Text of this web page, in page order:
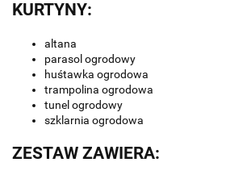
KURTYNY:
altana
parasol ogrodowy
huśtawka ogrodowa
trampolina ogrodowa
tunel ogrodowy
szklarnia ogrodowa
ZESTAW ZAWIERA: